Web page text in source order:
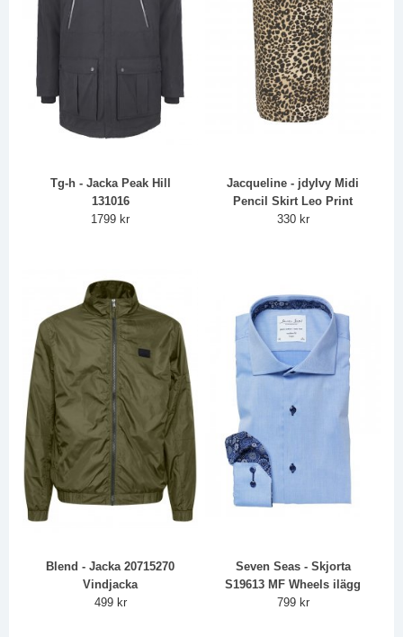
Tg-h - Jacka Peak Hill
131016
1799 kr
Jacqueline - jdyIvy Midi
Pencil Skirt Leo Print
330 kr
Blend - Jacka 20715270
Vindjacka
499 kr
Seven Seas - Skjorta
S19613 MF Wheels ilägg
799 kr